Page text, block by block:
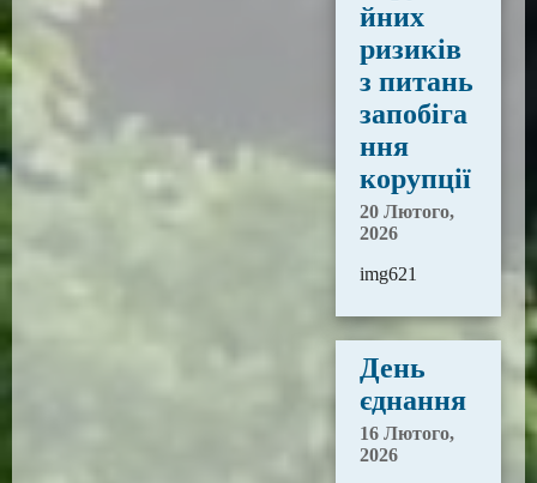
йних
ризиків
з питань
запобіга
ння
корупції
20 Лютого,
2026
img621
День
єднання
16 Лютого,
2026